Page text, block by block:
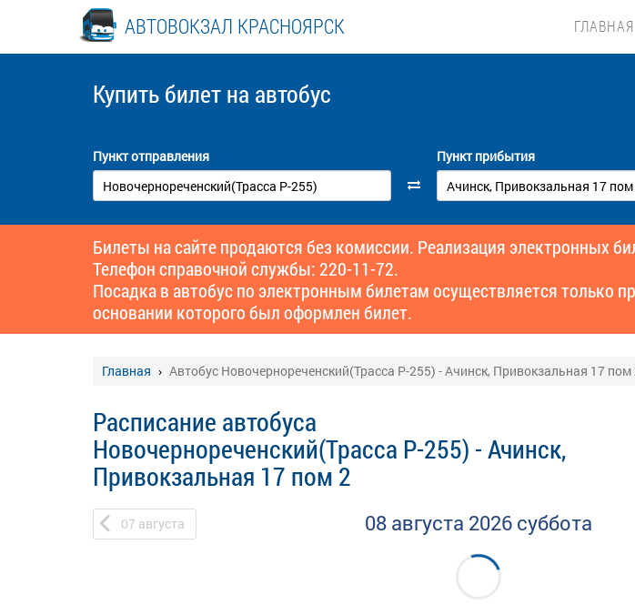
АВТОВОКЗАЛ КРАСНОЯРСК ГЛАВНАЯ
Купить билет на автобус
Пункт отправления Пункт прибытия
Билеты на сайте продаются без комиссии. Реализация электронных
Телефон справочной службы: 220-11-72.
Посадка в автобус по электронным билетам осуществляется только
основании которого был оформлен билет.
Главная Автобус Новочернореченский(Трасса Р-255) - Ачинск, Привокзальная 17 пом
Расписание автобуса
Новочернореченский(Трасса Р-255) - Ачинск,
Привокзальная 17 пом 2
07 августа 08 августа 2026 суббота